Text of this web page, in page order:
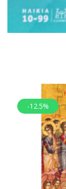
-12.5%